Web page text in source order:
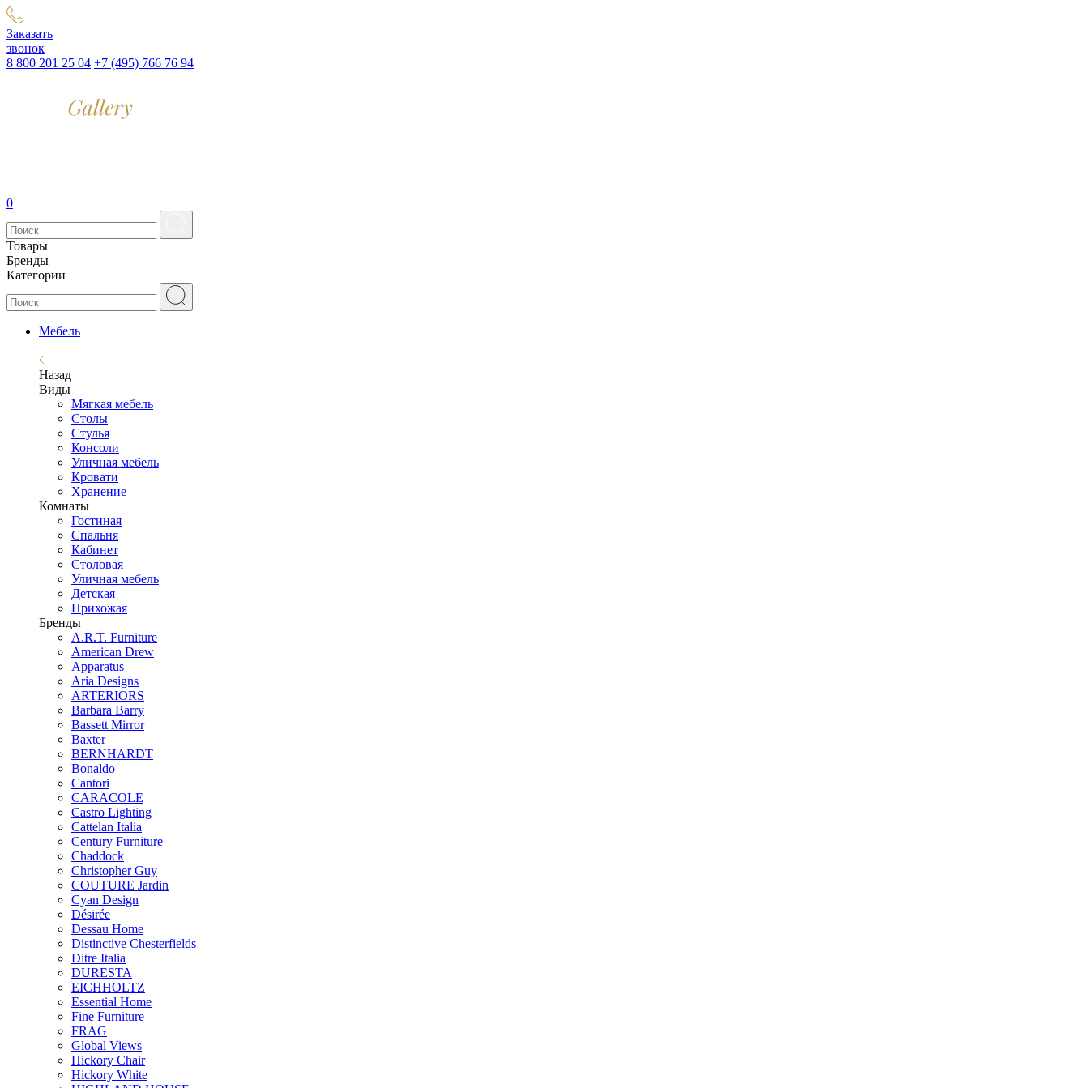
Заказать
звонок
8 800 201 25 04 +7 (495) 766 76 94
0
Товары
Бренды
Категории
Мебель
Назад
Виды
Мягкая мебель
Столы
Стулья
Консоли
Уличная мебель
Кровати
Хранение
Комнаты
Гостиная
Спальня
Кабинет
Столовая
Уличная мебель
Детская
Прихожая
Бренды
A.R.T. Furniture
American Drew
Apparatus
Aria Designs
ARTERIORS
Barbara Barry
Bassett Mirror
Baxter
BERNHARDT
Bonaldo
Cantori
CARACOLE
Castro Lighting
Cattelan Italia
Century Furniture
Chaddock
Christopher Guy
COUTURE Jardin
Cyan Design
Désirée
Dessau Home
Distinctive Chesterfields
Ditre Italia
DURESTA
EICHHOLTZ
Essential Home
Fine Furniture
FRAG
Global Views
Hickory Chair
Hickory White